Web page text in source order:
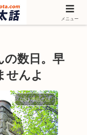
ド アトラクションなどユニ
ます
の数日。早
せんよ
USJ 季節の話
メニュー